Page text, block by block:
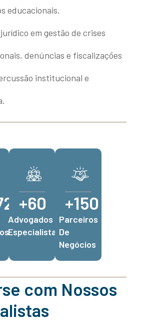
educacionais.
em gestão de crises
denúncias e fiscalizações
institucional e
Advogados
Especialista
+60
Parceiros
De
Negócios
+150
com Nossos